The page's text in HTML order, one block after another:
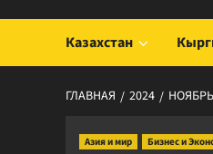
Казахстан
ГЛАВНАЯ 2024 НОЯБРЬ
Азия и мир Бизнес и